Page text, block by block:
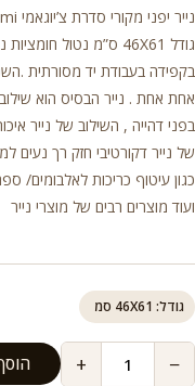
בקפידה בעבודת יד מסורתית
אחת אחת . נייר הבסיס הוא
בפני דהייה , השילוב של נייר
של נייר דקורטיבי חזק רך נעים
כגון עיטוף כריכות לאלבומים/
ועוד מוצרים רבים של מוצרי נייר
גודל: 46X61 סמ
−
+